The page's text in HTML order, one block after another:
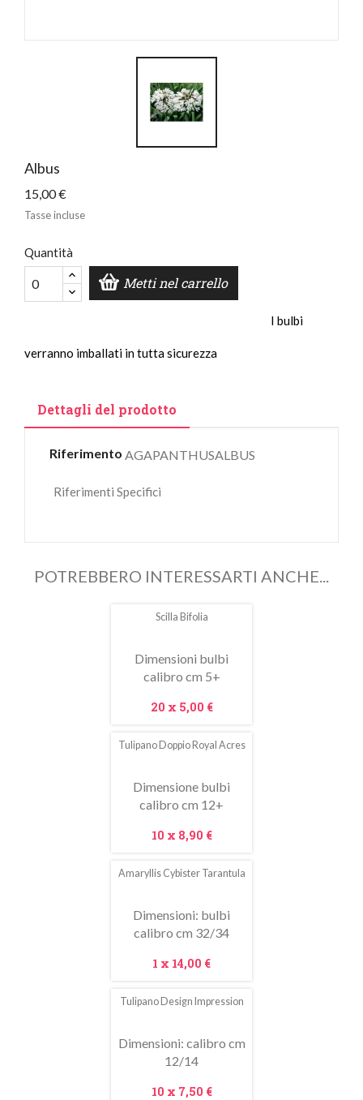
Albus
15,00 €
Tasse incluse
Quantità
Metti nel carrello
I bulbi
verranno imballati in tutta sicurezza
Dettagli del prodotto
Riferimento AGAPANTHUSALBUS
Riferimenti Specifici
POTREBBERO INTERESSARTI ANCHE...
Scilla Bifolia
Dimensioni bulbi
calibro cm 5+
Prezzo
20 x 5,00 €
Tulipano Doppio Royal Acres
Dimensione bulbi
calibro cm 12+
Prezzo
10 x 8,90 €
Amaryllis Cybister Tarantula
Dimensioni: bulbi
calibro cm 32/34
Prezzo
1 x 14,00 €
Tulipano Design Impression
Dimensioni: calibro cm
12/14
Prezzo
10 x 7,50 €